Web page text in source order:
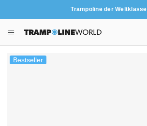
Trampoline der Weltklasse
Bestseller